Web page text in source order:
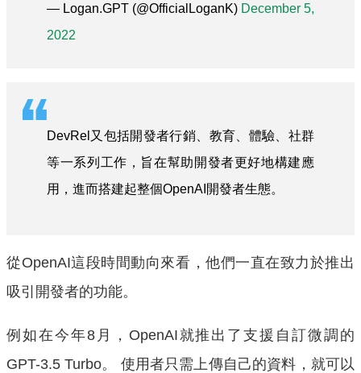
— Logan.GPT (@OfficialLoganK) December 5,
2022
DevRel又包括開發者行銷、教育、體驗、社群
等一系列工作，旨在幫助開發者更好地構建應
用，進而搭建起整個OpenAI開發者生態。
從OpenAI這段時間動向來看，他們一直在致力於推出
吸引開發者的功能。
例如在今年8月，OpenAI就推出了支援自訂微調的
GPT-3.5 Turbo。 使用者只需上傳自己的資料，就可以